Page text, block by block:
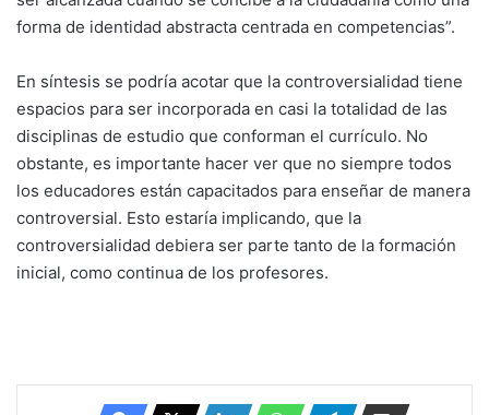
forma de identidad abstracta centrada en competencias”.
En síntesis se podría acotar que la controversialidad tiene
espacios para ser incorporada en casi la totalidad de las
disciplinas de estudio que conforman el currículo. No
obstante, es importante hacer ver que no siempre todos
los educadores están capacitados para enseñar de manera
controversial. Esto estaría implicando, que la
controversialidad debiera ser parte tanto de la formación
inicial, como continua de los profesores.